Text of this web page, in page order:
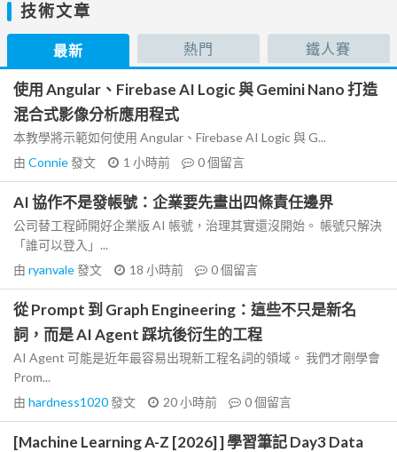
技術文章
最新 熱門 鐵人賽
使用 Angular、Firebase AI Logic 與 Gemini Nano 打造
混合式影像分析應用程式
本教學將示範如何使用 Angular、Firebase AI Logic 與 G...
由 Connie發文 1 小時前 0個留言
AI 協作不是發帳號：企業要先畫出四條責任邊界
公司替工程師開好企業版 AI 帳號，治理其實還沒開始。 帳號只解決
「誰可以登入」...
由 ryanvale發文 18 小時前 0個留言
從 Prompt 到 Graph Engineering：這些不只是新名
詞，而是 AI Agent 踩坑後衍生的工程
AI Agent 可能是近年最容易出現新工程名詞的領域。 我們才剛學會
Prom...
由 hardness1020發文 20 小時前 0個留言
[Machine Learning A-Z [2026] ] 學習筆記 Day3 Data